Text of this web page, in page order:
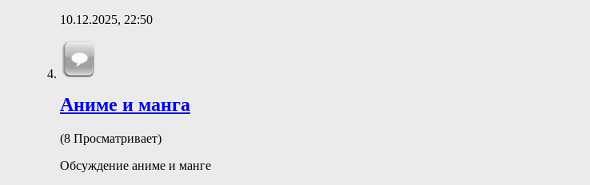
10.12.2025, 22:50
Аниме и манга
(8 Просматривает)
Обсуждение аниме и манге